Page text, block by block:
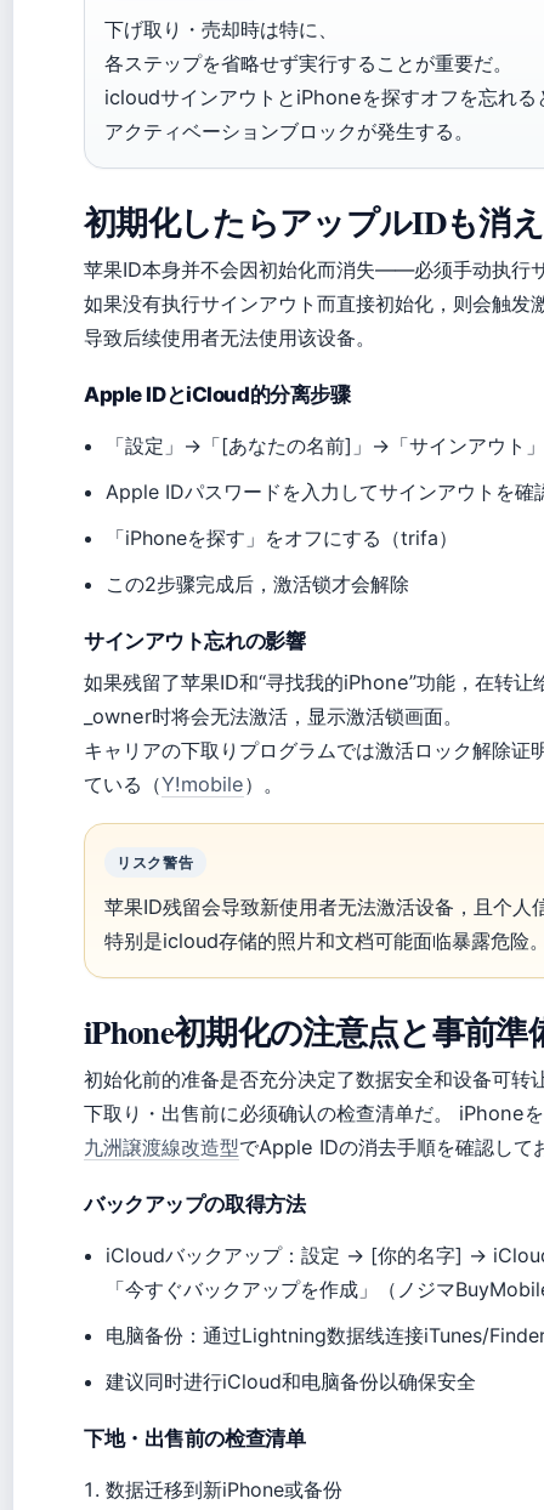
下げ取り・売却時は特に、
各ステップを省略せず実行することが重要だ。
icloudサインアウトとiPhoneを探すオフを忘れる
アクティベーションブロックが発生する。
初期化したらアップルIDも消
苹果ID本身并不会因初始化而消失——必须手动执行
如果没有执行サインアウト而直接初始化，则会触发
导致后续使用者无法使用该设备。
Apple IDとiCloud的分离步骤
「設定」→「[あなたの名前]」→「サインアウト
Apple IDパスワードを入力してサインアウトを確
「iPhoneを探す」をオフにする（trifa）
この2步骤完成后，激活锁才会解除
サインアウト忘れの影響
如果残留了苹果ID和“寻找我的iPhone”功能，在转让
_owner时将会无法激活，显示激活锁画面。
キャリアの下取りプログラムでは激活ロック解除证
ている（Y!mobile）。
リスク警告
苹果ID残留会导致新使用者无法激活设备，且个人
特别是icloud存储的照片和文档可能面临暴露危险
iPhone初期化の注意点と事前準
初始化前的准备是否充分决定了数据安全和设备可转
下取り・出售前に必须确认の检查清单だ。 iPhone
九洲譲渡線改造型でApple IDの消去手順を確認して
バックアップの取得方法
iCloudバックアップ：設定 → [你的名字] →
「今すぐバックアップを作成」（ノジマ
电脑备份：通过Lightning数据线连接iTunes/
建议同时进行iCloud和电脑备份以确保安全
下地・出售前の检查清单
数据迁移到新iPhone或备份